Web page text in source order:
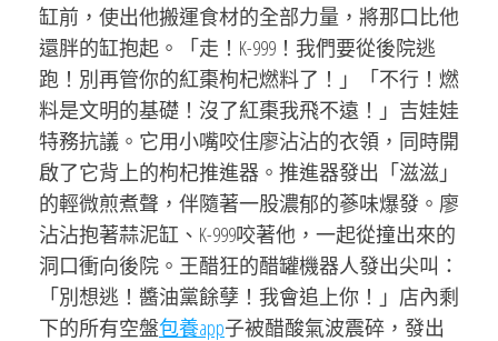
缸前，使出他搬運食材的全部力量，將那口比他
還胖的缸抱起。「走！K-999！我們要從後院逃
跑！別再管你的紅棗枸杞燃料了！」「不行！燃
料是文明的基礎！沒了紅棗我飛不遠！」吉娃娃
特務抗議。它用小嘴咬住廖沾沾的衣領，同時開
啟了它背上的枸杞推進器。推進器發出「滋滋」
的輕微煎煮聲，伴隨著一股濃郁的蔘味爆發。廖
沾沾抱著蒜泥缸、K-999咬著他，一起從撞出來的
洞口衝向後院。王醋狂的醋罐機器人發出尖叫：
「別想逃！醬油黨餘孽！我會追上你！」店內剩
下的所有空盤包養app子被醋酸氣波震碎，發出